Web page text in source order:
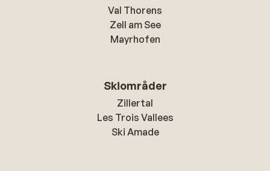
Val Thorens
Zell am See
Mayrhofen
Skiområder
Zillertal
Les Trois Vallees
Ski Amade